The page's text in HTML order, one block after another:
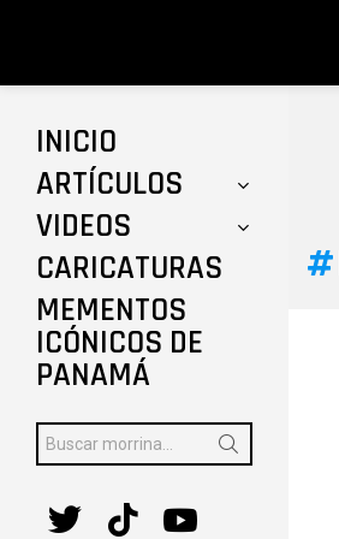
INICIO
ARTÍCULOS
VIDEOS
CARICATURAS
MEMENTOS
ICÓNICOS DE
PANAMÁ